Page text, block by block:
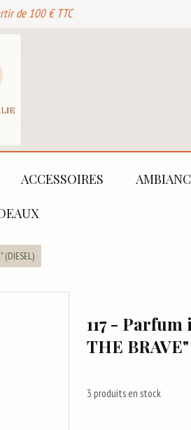
de 100 € TTC
ACCESSOIRES
(DIESEL)
117 -
THE
3 produits en stock